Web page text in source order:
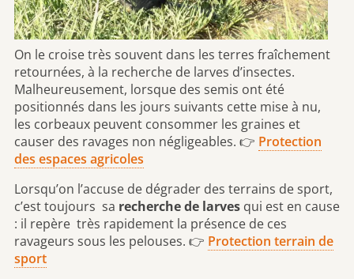
On le croise très souvent dans les terres fraîchement
retournées, à la recherche de larves d’insectes.
Malheureusement, lorsque des semis ont été
positionnés dans les jours suivants cette mise à nu,
les corbeaux peuvent consommer les graines et
causer des ravages non négligeables. 👉 Protection
des espaces agricoles
Lorsqu’on l’accuse de dégrader des terrains de sport,
c’est toujours sa recherche de larves qui est en cause
: il repère très rapidement la présence de ces
ravageurs sous les pelouses. 👉 Protection terrain de
sport